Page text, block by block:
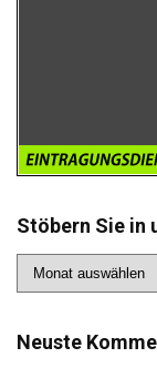
Stöbern Sie in
Sie
Archiv
Neuste